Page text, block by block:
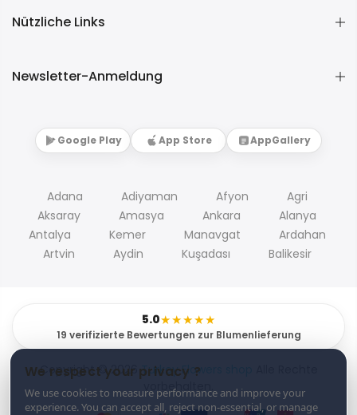
We respect your privacy ?
We use cookies to measure performance and improve your
experience. You can accept all, reject non-essential, or manage
Nützliche Links
Newsletter-Anmeldung
Google Play App Store AppGallery
Adana Adiyaman Afyon
Agri
Aksaray
Amasya Ankara
Alanya
Antalya
Kemer Manavgat
Ardahan
Artvin
Aydin Kuşadası Balikesir
5.0★★★★★
19 verifizierte Bewertungen zur Blumenlieferung
Copyright © 2026Turkey Flowers shop
vorbehalten.